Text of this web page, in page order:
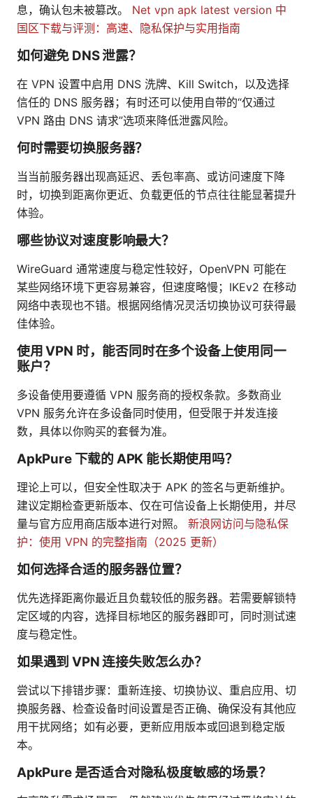
息，确认包未被篡改。 Net vpn apk latest version 中
国区下载与评测：高速、隐私保护与实用指南
如何避免 DNS 泄露？
在 VPN 设置中启用 DNS 洗牌、Kill Switch，以及选择
信任的 DNS 服务器；有时还可以使用自带的“仅通过
VPN 路由 DNS 请求”选项来降低泄露风险。
何时需要切换服务器？
当当前服务器出现高延迟、丢包率高、或访问速度下降
时，切换到距离你更近、负载更低的节点往往能显著提升
体验。
哪些协议对速度影响最大？
WireGuard 通常速度与稳定性较好，OpenVPN 可能在
某些网络环境下更容易兼容，但速度略慢；IKEv2 在移动
网络中表现也不错。根据网络情况灵活切换协议可获得最
佳体验。
使用 VPN 时，能否同时在多个设备上使用同一
账户？
多设备使用要遵循 VPN 服务商的授权条款。多数商业
VPN 服务允许在多设备同时使用，但受限于并发连接
数，具体以你购买的套餐为准。
ApkPure 下载的 APK 能长期使用吗？
理论上可以，但安全性取决于 APK 的签名与更新维护。
建议定期检查更新版本、仅在可信设备上长期使用，并尽
量与官方应用商店版本进行对照。 新浪网访问与隐私保
护：使用 VPN 的完整指南（2025 更新）
如何选择合适的服务器位置？
优先选择距离你最近且负载较低的服务器。若需要解锁特
定区域的内容，选择目标地区的服务器即可，同时测试速
度与稳定性。
如果遇到 VPN 连接失败怎么办？
尝试以下排错步骤：重新连接、切换协议、重启应用、切
换服务器、检查设备时间设置是否正确、确保没有其他应
用干扰网络；如有必要，更新应用版本或回退到稳定版
本。
ApkPure 是否适合对隐私极度敏感的场景？